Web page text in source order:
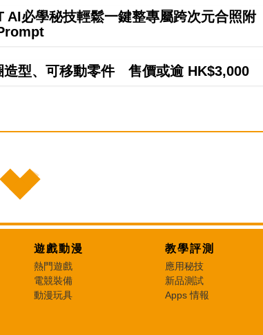
必學秘技輕鬆一鍵整專屬跨次元合照附
型、可移動零件 售價或逾 HK$3,000
遊戲動漫
熱門遊戲
電競裝備
動漫玩具
教學評測
應用秘技
新品測試
Apps 情報